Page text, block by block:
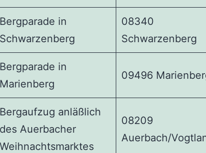
Bergparade in
Schwarzenberg
08340
Schwarzenberg
Bergparade in
Marienberg
09496
Bergaufzug anläßlich
des Auerbacher
Weihnachtsmarktes
08209
Auerbach/